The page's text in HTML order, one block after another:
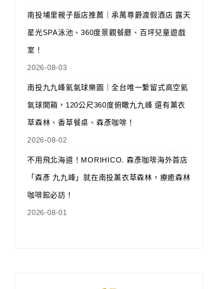
南投埔里親子飯店推薦｜承萬尊爵渡假酒店 露天
星光SPA泳池、360度景觀餐廳、百坪兒童遊戲
室！
2026-08-03
南投九九峰氦氣球樂園｜全台唯一繫留式高空氦
氣球開箱，120公尺360度俯瞰九九峰 還有薰衣
草森林、香草餐桌、森彥咖啡！
2026-08-02
不用飛北海道！MORIHICO. 森彥咖啡海外首店
「森彥 九九峰」就在南投薰衣草森林，療癒森林
咖啡館必訪！
2026-08-01